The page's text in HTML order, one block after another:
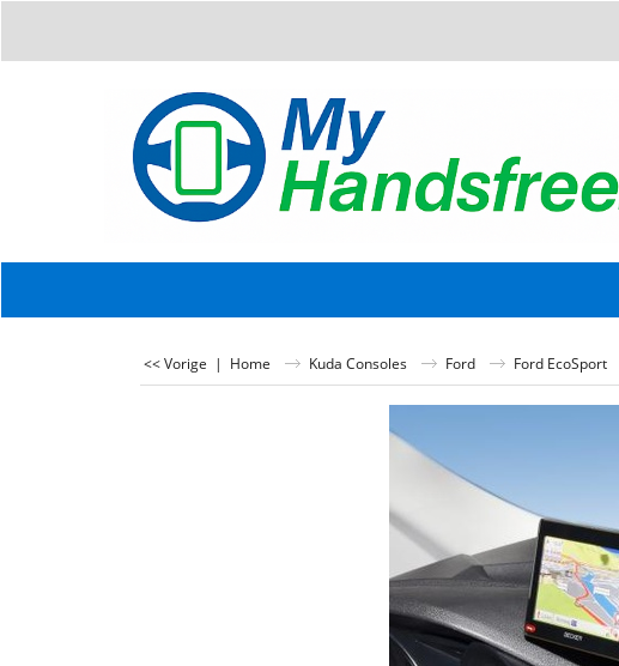
<< Vorige | Home Kuda Consoles Ford Ford EcoSport